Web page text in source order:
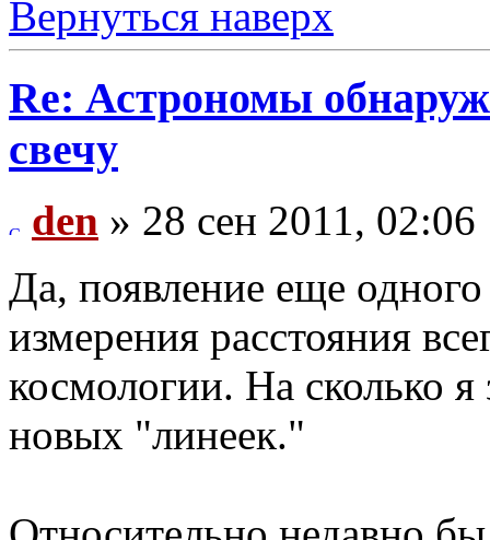
Вернуться наверх
Re: Астрономы
свечу
den » 28 сен 2011, 02:06
Да, появление еще
измерения расстояния
космологии. На сколько я
новых "линеек."